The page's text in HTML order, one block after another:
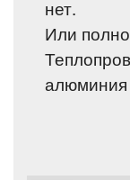
нет.
Или